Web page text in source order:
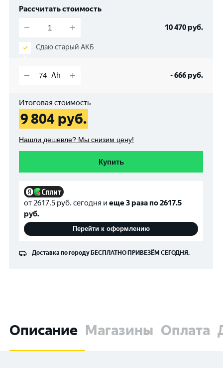
Рассчитать стоимость
10 470руб.
Сдаю старый АКБ
-666руб.
Итоговая стоимость
9 804 руб.
Нашли дешевле? Мы снизим цену!
Купить
от2617.5 руб. сегодня и еще 3 раза по2617.5
руб.
Перейти к оформлению
Доставка по городуБЕСПЛАТНОПРИВЕЗЁМ СЕГОДНЯ.
Описание Магазины Оплата